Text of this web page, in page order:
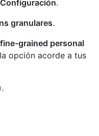
Configuración.
granulares.
grained personal
opción acorde a tus